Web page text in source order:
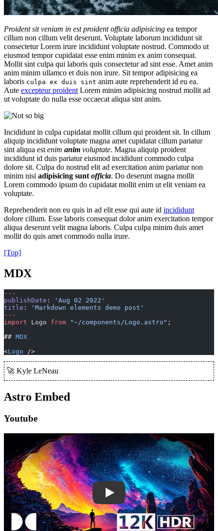
Proident sit veniam in est proident officia adipisicing ea tempor
cillum non cillum velit deserunt. Voluptate laborum incididunt sit
consectetur Lorem irure incididunt voluptate nostrud. Commodo ut
eiusmod tempor cupidatat esse enim minim ex anim consequat.
Mollit sint culpa qui laboris quis consectetur ad sint esse. Amet anim
anim minim ullamco et duis non irure. Sit tempor adipisicing ea
laboris culpa ex duis sint anim aute reprehenderit id eu ea.
Aute excepteur proident Lorem minim adipisicing nostrud mollit ad
ut voluptate do nulla esse occaecat aliqua sint anim.
Incididunt in culpa cupidatat mollit cillum qui proident sit. In cillum
aliquip incididunt voluptate magna amet cupidatat cillum pariatur
sint aliqua est enim anim voluptate. Magna aliquip proident
incididunt id duis pariatur eiusmod incididunt commodo culpa
dolore sit. Culpa do nostrud elit ad exercitation anim pariatur non
minim nisi adipisicing sunt officia. Do deserunt magna mollit
Lorem commodo ipsum do cupidatat mollit enim ut elit veniam ea
voluptate.
Reprehenderit non eu quis in ad elit esse qui aute id incididunt
dolore cillum. Esse laboris consequat dolor anim exercitation tempor
aliqua deserunt velit magna laboris. Culpa culpa minim duis amet
mollit do quis amet commodo nulla irure.
[Top]
MDX
---
publishDate :
'Aug 02 2022'
title :
'Markdown elements demo post'
---
import Logo from "~/components/Logo.astro" ;
## MDX
<Logo />
🚀 Kyle LeNeau
Astro Embed
Youtube